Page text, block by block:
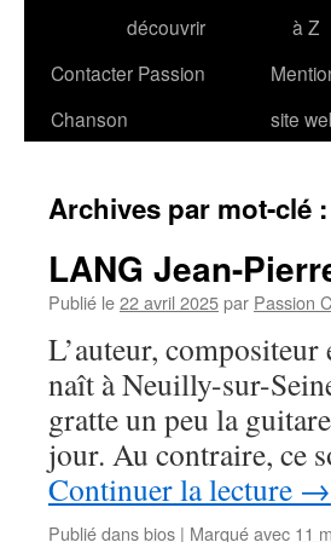
découvrir
à Z
Contacter Passion
Chanson
site
Archives par mot-clé :
LANG Jean-
Publié le22 avril 2025par Passion
L’auteur,
naît à Neuilly-sur-
gratte un peu la
jour. Au contraire, ce
Continuer la lecture →
Publié dansbios | Marqué avec 11